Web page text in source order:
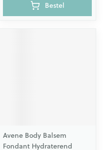
Bestel
Avene Body Balsem
Fondant Hydraterend